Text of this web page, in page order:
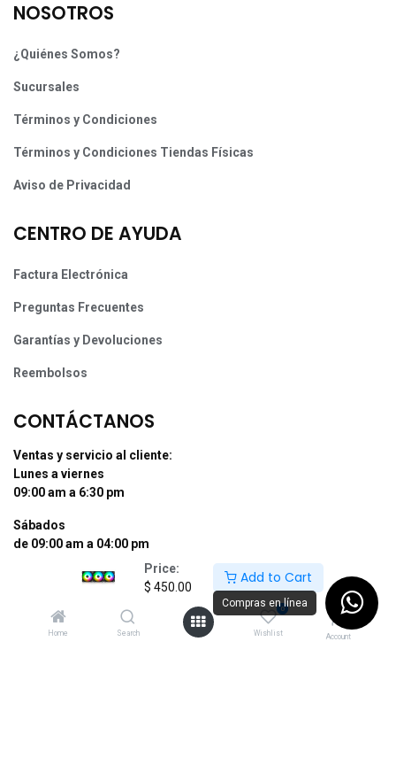
Price:
$ 450.00
Add to Cart
Home Search
0
Wishlist Account
NOSOTROS
¿Quiénes Somos?
Sucursales
Términos y Condiciones
Términos y Condiciones Tiendas Físicas
Aviso de Privacidad
CENTRO DE AYUDA
Factura Electrónica
Preguntas Frecuentes
Garantías y Devoluciones
Reembolsos
CONTÁCTANOS
Ventas y servicio al cliente:
Lunes a viernes
09:00 am a 6:30 pm
Sábados
de 09:00 am a 04:00 pm
Tel: (55) 50255181 Ext. 800 y 812
Whatsapp +52 56 10704437
contacto@supermexdigital.com
Compras en línea